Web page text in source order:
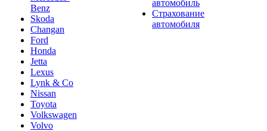
Benz
Skoda
Changan
Ford
Honda
Jetta
Lexus
Lynk & Co
Nissan
Toyota
Volkswagen
Volvo
автомобиль
Страхование
автомобиля